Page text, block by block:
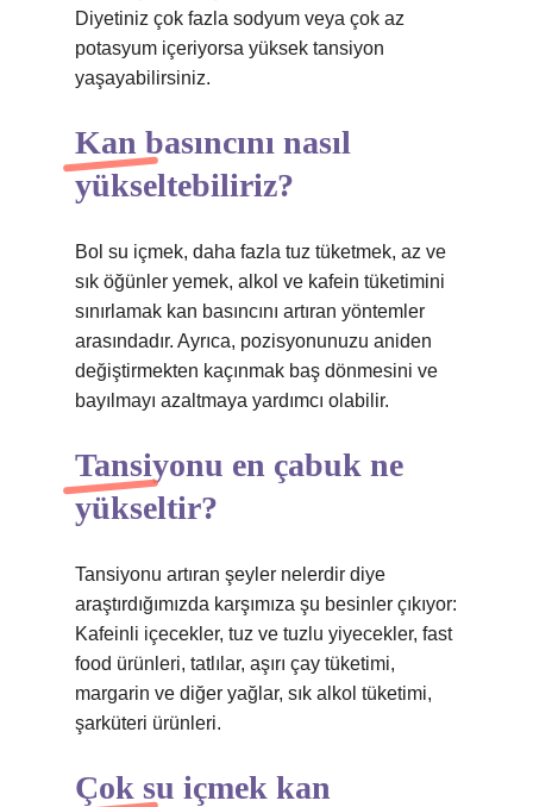
Diyetiniz çok fazla sodyum veya çok az
potasyum içeriyorsa yüksek tansiyon
yaşayabilirsiniz.
Kan basıncını nasıl
yükseltebiliriz?
Bol su içmek, daha fazla tuz tüketmek, az ve
sık öğünler yemek, alkol ve kafein tüketimini
sınırlamak kan basıncını artıran yöntemler
arasındadır. Ayrıca, pozisyonunuzu aniden
değiştirmekten kaçınmak baş dönmesini ve
bayılmayı azaltmaya yardımcı olabilir.
Tansiyonu en çabuk ne
yükseltir?
Tansiyonu artıran şeyler nelerdir diye
araştırdığımızda karşımıza şu besinler çıkıyor:
Kafeinli içecekler, tuz ve tuzlu yiyecekler, fast
food ürünleri, tatlılar, aşırı çay tüketimi,
margarin ve diğer yağlar, sık alkol tüketimi,
şarküteri ürünleri.
Çok su içmek kan